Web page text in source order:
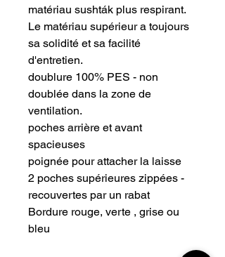
matériau sushták plus respirant.
Le matériau supérieur a toujours
sa solidité et sa facilité
d'entretien.
doublure 100% PES - non
doublée dans la zone de
ventilation.
poches arrière et avant
spacieuses
poignée pour attacher la laisse
2 poches supérieures zippées -
recouvertes par un rabat
Bordure rouge, verte , grise ou
bleu